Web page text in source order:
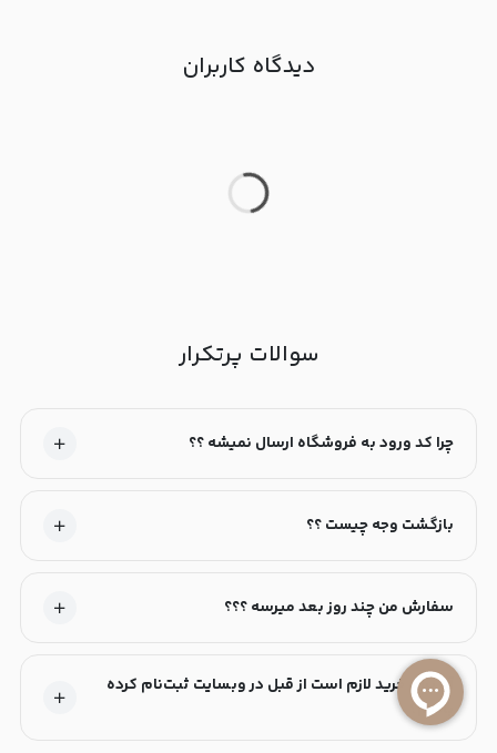
دیدگاه کاربران
سوالات پرتکرار
چرا کد ورود به فروشگاه ارسال نمیشه ؟؟
بازگشت وجه چیست ؟؟
سفارش من چند روز بعد میرسه ؟؟؟
آیا برای خرید لازم است از قبل در وبسایت ثبت‌نام کرده
باشم؟